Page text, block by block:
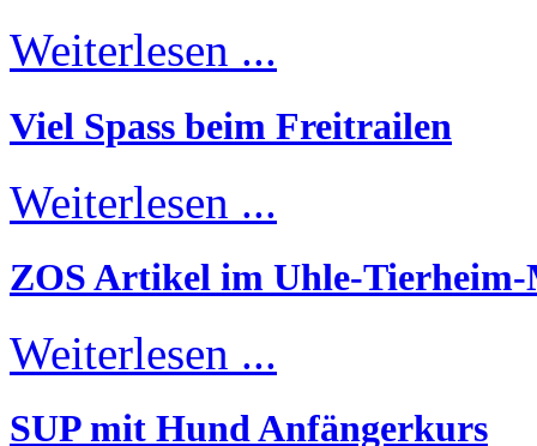
Weiterlesen ...
Viel Spass beim Freitrailen
Weiterlesen ...
ZOS Artikel im Uhle-Tierheim-
Weiterlesen ...
SUP mit Hund Anfängerkurs